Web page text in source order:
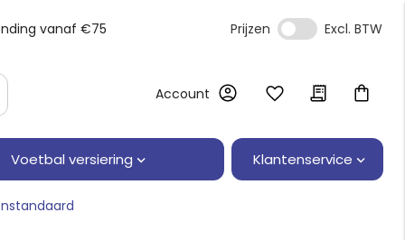
vanaf €75 Prijzen
Account
Voetbal versiering Klantenservice